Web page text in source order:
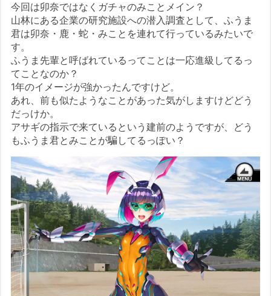
今回は卯奈ではなくガチャのみことメイン？
山林にある企業の研究施設への潜入調査として、ふうま
君は卯奈・鹿・蛇・みことを連れて行っているみたいで
す。
ふうま先輩と呼ばれているってことは一応進級してるっ
てことなのか？
1年のイメージが強かったんですけど。
あれ、前も似たようなことがあった気がしますけどどう
だっけか。
アサギの指示で来ているという建前のようですが、どう
もふうま君とみことが騙してるっぽい？